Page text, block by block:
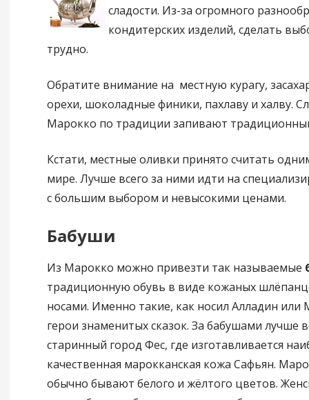
сладости. Из-за огромного
кондитерских изделий, сделать
трудно.
Обратите внимание на местную курагу,
орехи, шоколадные финики, пахлаву и халву.
Марокко по традиции запивают
Кстати, местные оливки принято считать
мире. Лучше всего за ними идти на
с большим выбором и невысокими ценами.
Бабуши
Из Марокко можно привезти так называемые
традиционную обувь в виде кожаных
носами. Именно такие, как носил Алладин
герои знаменитых сказок. За бабушами лучше
старинный город Фес, где изготавливается
качественная марокканская кожа Сафьян.
обычно бывают белого и жёлтого цветов.